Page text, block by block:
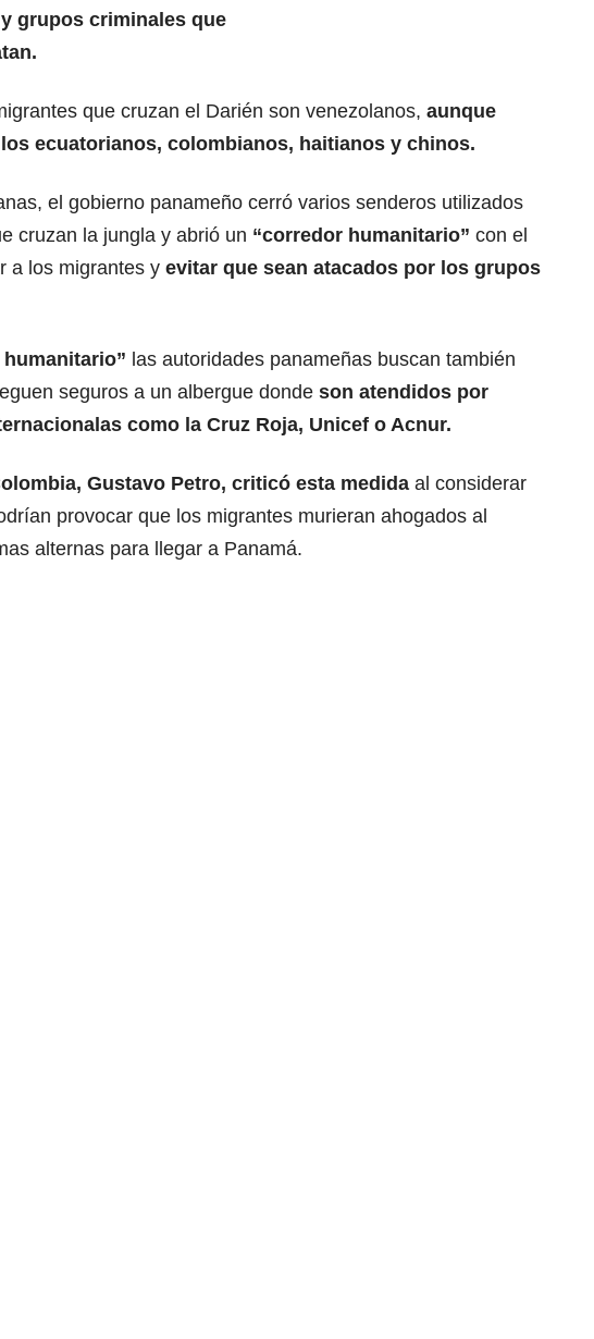
grupos criminales que
que cruzan el Darién son venezolanos, aunque
ecuatorianos, colombianos, haitianos y chinos.
el gobierno panameño cerró varios senderos utilizados
cruzan la jungla y abrió un “corredor humanitario” con el
a los migrantes y evitar que sean atacados por los grupos
las autoridades panameñas buscan también
seguros a un albergue donde son atendidos por
como la Cruz Roja, Unicef o Acnur.
Gustavo Petro, criticó esta medida al considerar
provocar que los migrantes murieran ahogados al
alternas para llegar a Panamá.